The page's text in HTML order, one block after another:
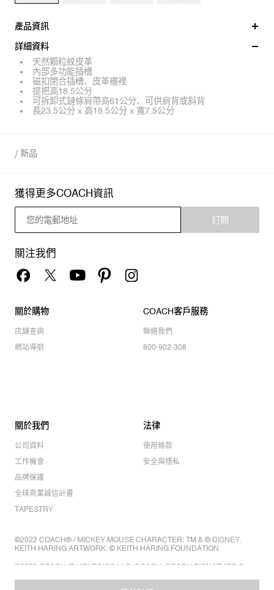
產品資訊
詳細資料
天然顆粒紋皮革
內部多功能插槽
磁扣閉合插槽、皮革襯裡
提把高18.5公分
可拆卸式鏈條肩帶高61公分、可供肩背或斜背
長23.5公分 x 高18.5公分 x 寬7.5公分
/ 新品
獲得更多COACH資訊
訂閱
關注我們
關於購物
店舖查詢
網站導航
COACH客戶服務
聯絡我們
800-902-308
關於我們
公司資料
工作機會
品牌保護
全球商業誠信計畫
TAPESTRY
法律
使用條款
安全與隱私
©2022 COACH® / MICKEY MOUSE CHARACTER: TM & © DISNEY.
KEITH HARING ARTWORK: © KEITH HARING FOUNDATION.
©2022 COACH IP HOLDINGS LLC. COACH, COACH SIGNATURE C